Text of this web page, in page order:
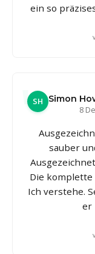
ein so
SH Simon
8
sauber
Die
Ich verstehe.
er